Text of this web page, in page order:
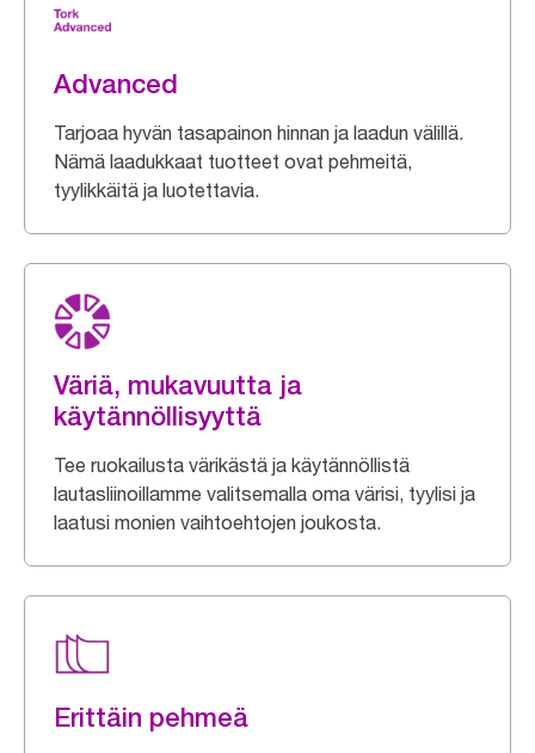
Advanced
Tarjoaa hyvän tasapainon hinnan ja laadun välillä.
Nämä laadukkaat tuotteet ovat pehmeitä,
tyylikkäitä ja luotettavia.
Väriä, mukavuutta ja
käytännöllisyyttä
Tee ruokailusta värikästä ja käytännöllistä
lautasliinoillamme valitsemalla oma värisi, tyylisi ja
laatusi monien vaihtoehtojen joukosta.
Erittäin pehmeä